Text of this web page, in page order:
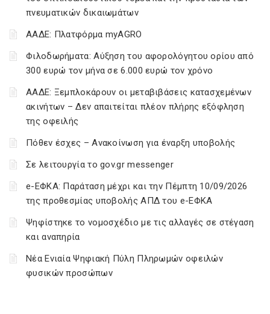
πνευματικών δικαιωμάτων
ΑΑΔΕ: Πλατφόρμα myAGRO
Φιλοδωρήματα: Αύξηση του αφορολόγητου ορίου από
300 ευρώ τον μήνα σε 6.000 ευρώ τον χρόνο
ΑΑΔΕ: Ξεμπλοκάρουν οι μεταβιβάσεις κατασχεμένων
ακινήτων – Δεν απαιτείται πλέον πλήρης εξόφληση
της οφειλής
Πόθεν έσχες – Ανακοίνωση για έναρξη υποβολής
Σε λειτουργία το gov.gr messenger
e-ΕΦΚΑ: Παράταση μέχρι και την Πέμπτη 10/09/2026
της προθεσμίας υποβολής ΑΠΔ του e-ΕΦΚΑ
Ψηφίστηκε το νομοσχέδιο με τις αλλαγές σε στέγαση
και αναπηρία
Νέα Ενιαία Ψηφιακή Πύλη Πληρωμών οφειλών
φυσικών προσώπων